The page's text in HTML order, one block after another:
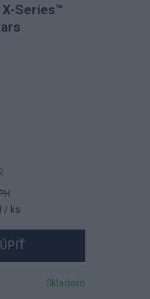
Series™
/ ks
Skladom